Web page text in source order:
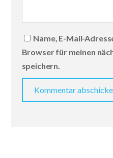
Name, E-Mail-
Browser für meinen
speichern.